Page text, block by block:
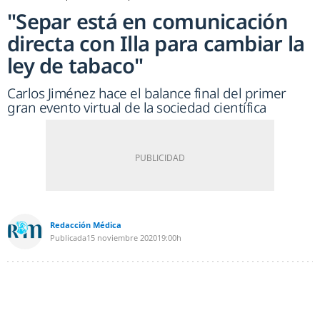
"Separ está en comunicación
directa con Illa para cambiar la
ley de tabaco"
Carlos Jiménez hace el balance final del primer
gran evento virtual de la sociedad científica
Redacción Médica
Publicada15 noviembre 202019:00h